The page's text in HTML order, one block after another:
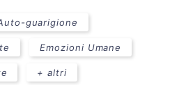
guarigione
Emozioni Umane
+ altri